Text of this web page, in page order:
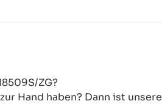
ZG?
Hand haben? Dann ist